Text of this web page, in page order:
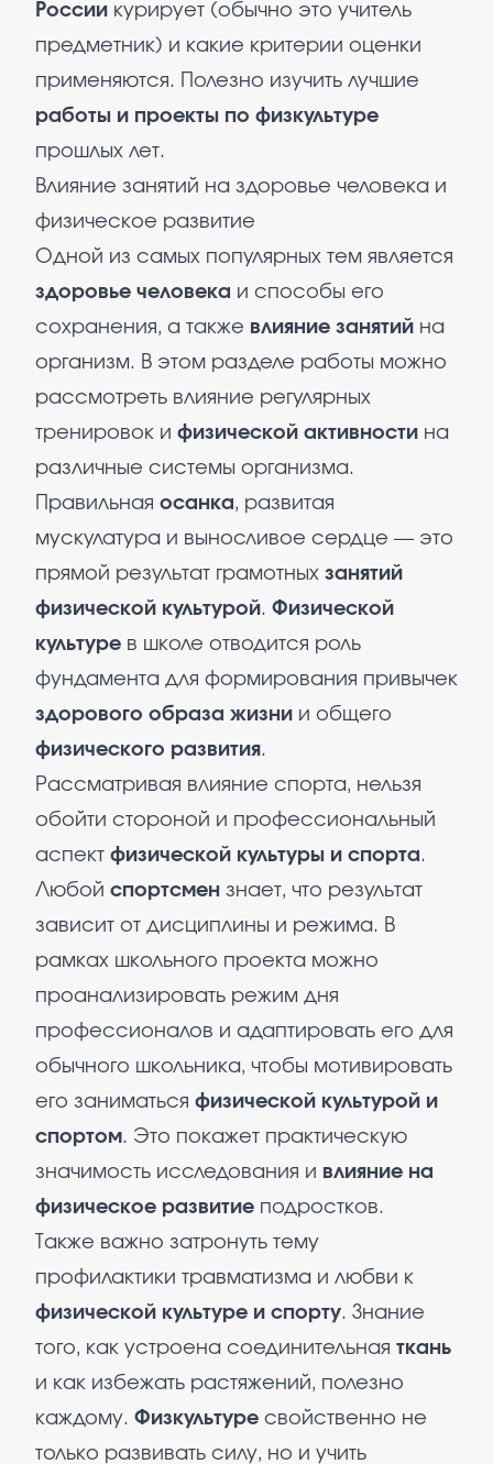
России курирует (обычно это учитель
предметник) и какие критерии оценки
применяются. Полезно изучить лучшие
работы и проекты по физкультуре
прошлых лет.
Влияние занятий на здоровье человека и
физическое развитие
Одной из самых популярных тем является
здоровье человека и способы его
сохранения, а также влияние занятий на
организм. В этом разделе работы можно
рассмотреть влияние регулярных
тренировок и физической активности на
различные системы организма.
Правильная осанка, развитая
мускулатура и выносливое сердце — это
прямой результат грамотных занятий
физической культурой. Физической
культуре в школе отводится роль
фундамента для формирования привычек
здорового образа жизни и общего
физического развития.
Рассматривая влияние спорта, нельзя
обойти стороной и профессиональный
аспект физической культуры и спорта.
Любой спортсмен знает, что результат
зависит от дисциплины и режима. В
рамках школьного проекта можно
проанализировать режим дня
профессионалов и адаптировать его для
обычного школьника, чтобы мотивировать
его заниматься физической культурой и
спортом. Это покажет практическую
значимость исследования и влияние на
физическое развитие подростков.
Также важно затронуть тему
профилактики травматизма и любви к
физической культуре и спорту. Знание
того, как устроена соединительная ткань
и как избежать растяжений, полезно
каждому. Физкультуре свойственно не
только развивать силу, но и учить